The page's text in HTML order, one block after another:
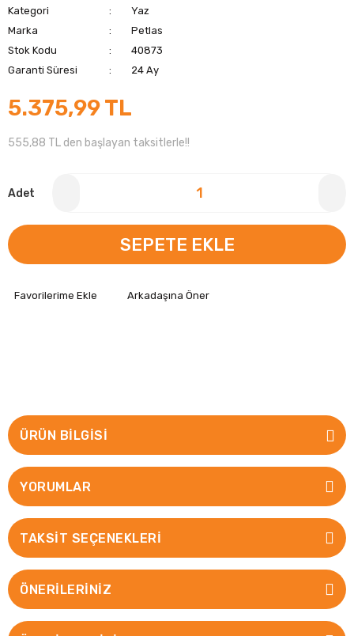
Kategori
Yaz
Marka
Petlas
Stok Kodu
40873
Garanti Süresi
24 Ay
5.375,99 TL
555,88 TL den başlayan taksitlerle!!
Adet
SEPETE EKLE
Arkadaşına Öner
ÜRÜN BILGISI
YORUMLAR
TAKSIT SEÇENEKLERI
ÖNERILERINIZ